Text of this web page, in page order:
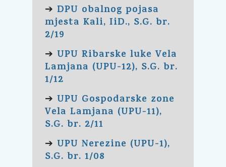
➔ DPU obalnog pojasa
mjesta Kali, IiD., S.G. br.
2/19
➔ UPU Ribarske luke Vela
Lamjana (UPU-12), S.G. br.
1/12
➔ UPU Gospodarske zone
Vela Lamjana (UPU-11),
S.G. br. 2/11
➔ UPU Nerezine (UPU-1),
S.G. br. 1/08